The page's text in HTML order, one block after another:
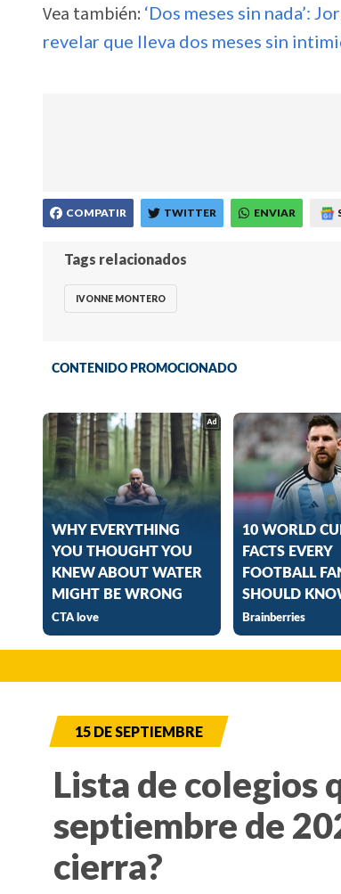
Vea también: ‘Dos meses sin nada’:
revelar que lleva dos meses sin
COMPATIR TWITTER ENVIAR
Tags relacionados
IVONNE MONTERO
15 DE SEPTIEMBRE
Lista de colegios
septiembre de
cierra?